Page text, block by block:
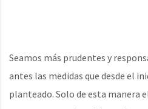
Seamos más prudentes y
antes las medidas que desde el
planteado. Solo de esta manera